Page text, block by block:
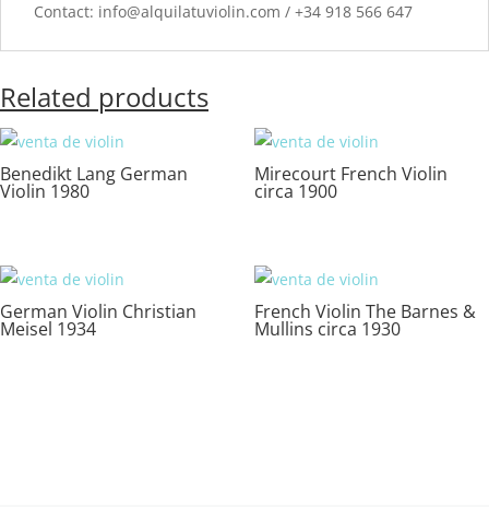
Contact: info@alquilatuviolin.com / +34 918 566 647
Related products
Benedikt Lang German
Violin 1980
Mirecourt French Violin
circa 1900
German Violin Christian
Meisel 1934
French Violin The Barnes &
Mullins circa 1930